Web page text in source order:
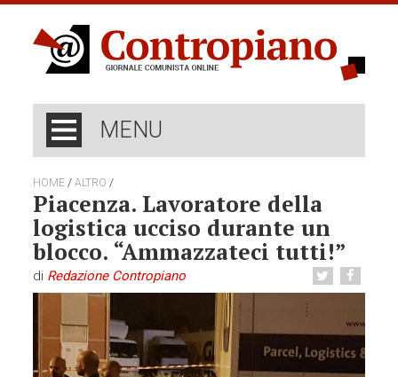
MENU
HOME /ALTRO /
Piacenza. Lavoratore della
logistica ucciso durante un
blocco. “Ammazzateci tutti!”
di Redazione Contropiano